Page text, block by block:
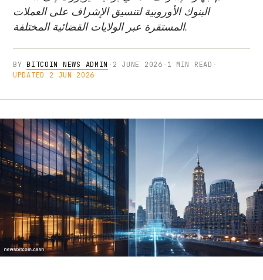
البنوك الأوروبية لتنسيق الإشراف على العملات
المستقرة عبر الولايات القضائية المختلفة.
BYBITCOIN NEWS ADMIN · 2 JUNE 2026 · 1 MIN READ ·
UPDATED 2 JUN 2026